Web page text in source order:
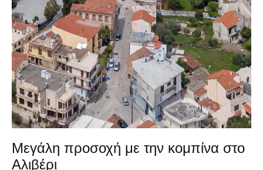
Μεγάλη προσοχή με την κομπίνα στο
Αλιβέρι